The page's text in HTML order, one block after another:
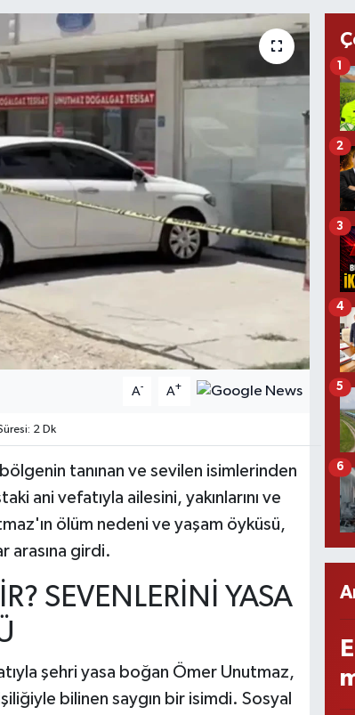
A- A+
2 Dk
tanınan ve sevilen isimlerinden
ani vefatıyla ailesini, yakınlarını ve
ölüm nedeni ve yaşam öyküsü,
arasına girdi.
SEVENLERİNİ YASA
şehri yasa boğan Ömer Unutmaz,
bilinen saygın bir isimdi. Sosyal
1
2
3
4
5
6